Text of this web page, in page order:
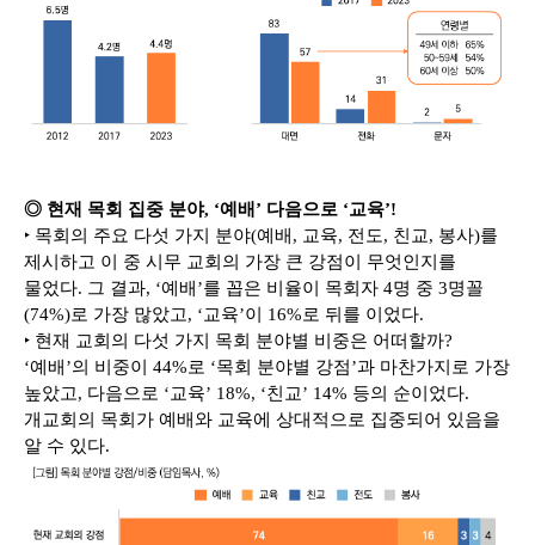
◎ 현재 목회 집중 분야, ‘예배’ 다음으로 ‘교육’!
‣ 목회의 주요 다섯 가지 분야(예배, 교육, 전도, 친교, 봉사)를
제시하고 이 중 시무 교회의 가장 큰 강점이 무엇인지를
물었다. 그 결과, ‘예배’를 꼽은 비율이 목회자 4명 중 3명꼴
(74%)로 가장 많았고, ‘교육’이 16%로 뒤를 이었다.
‣ 현재 교회의 다섯 가지 목회 분야별 비중은 어떠할까?
‘예배’의 비중이 44%로 ‘목회 분야별 강점’과 마찬가지로 가장
높았고, 다음으로 ‘교육’ 18%, ‘친교’ 14% 등의 순이었다.
개교회의 목회가 예배와 교육에 상대적으로 집중되어 있음을
알 수 있다.